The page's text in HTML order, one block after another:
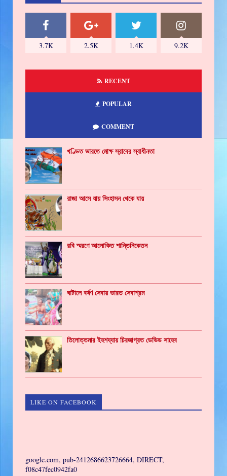
3.7K 2.5K 1.4K 9.2K
RECENT
POPULAR
COMMENT
খণ্ডিত ভারতে মোক্ষ স্রাবের স্বাধীনতা
রাজা আসে যায় সিংহাসন থেকে যায়
রবি স্মরণে আলোকিত শান্তিনিকেতন
ঘাটালে বর্ষণ সেবায় ভারত সেবাশ্রম
তিলোত্তমার ইহশয্যায় চিরজাগ্রত ডেভিড সাহেব
LIKE ON FACEBOOK
google.com, pub-2412686623726664, DIRECT,
f08c47fec0942fa0